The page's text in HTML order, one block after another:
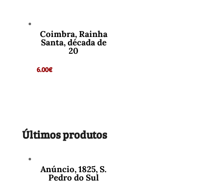
Coimbra, Rainha
Santa, década de
20
6.00€
Últimos produtos
Anúncio, 1825, S.
Pedro do Sul